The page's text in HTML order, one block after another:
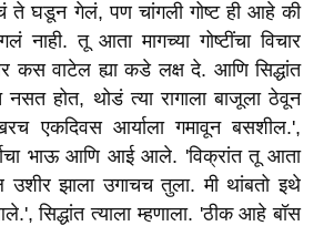
घडून गेलं, पण चांगली गोष्ट ही आहे की
नाही. तू आता मागच्या गोष्टींचा विचार
कस वाटेल ह्या कडे लक्ष दे. आणि सिद्धांत
नसत होत, थोडं त्या रागाला बाजूला ठेवून
एकदिवस आर्याला गमावून बसशील.',
भाऊ आणि आई आले. 'विक्रांत तू आता
उशीर झाला उगाचच तुला. मी थांबतो इथे
सिद्धांत त्याला म्हणाला. 'ठीक आहे बॉस